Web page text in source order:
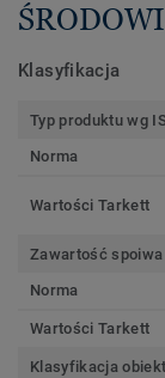
Klasyfikacja
Typ produktu wg
Norma
Wartości Tarkett
Zawartość spoiwa
Norma
Wartości Tarkett
Klasyfikacja